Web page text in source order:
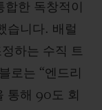
한 독창적이
습니다. 배럴
하는 수직 트
로는 “엔드리
통해 90도 회